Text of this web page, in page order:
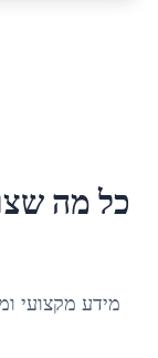
כל מה
מידע מקצועי